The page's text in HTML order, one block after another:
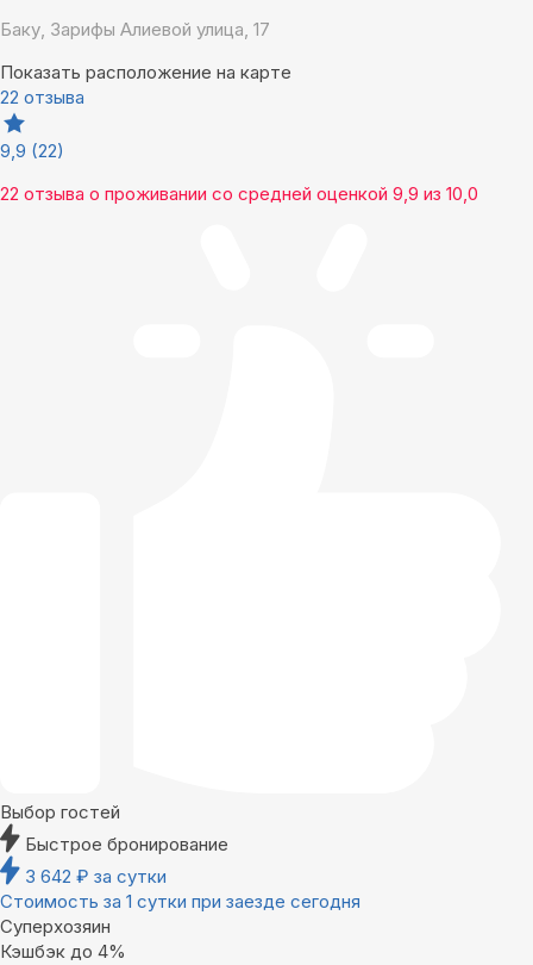
Баку, Зарифы Алиевой улица, 17
Показать расположение на карте
22 отзыва
9,9 (22)
22 отзыва о проживании со средней оценкой 9,9 из 10,0
Выбор гостей
Быстрое бронирование
3 642 ₽ за сутки
Стоимость за 1 сутки при заезде сегодня
Суперхозяин
Кэшбэк до 4%